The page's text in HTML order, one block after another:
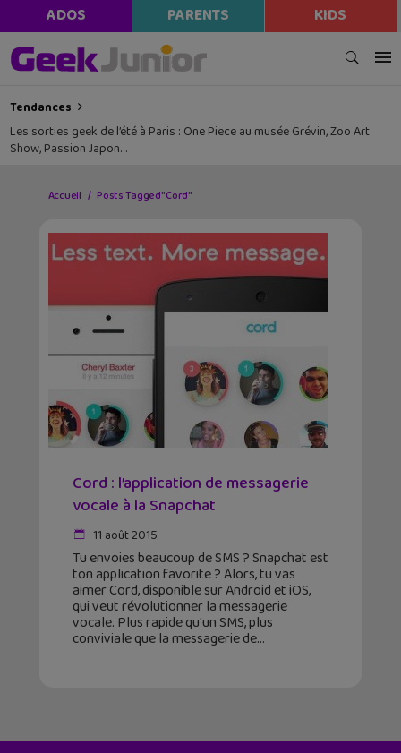
ADOS PARENTS KIDS
Tendances
Les sorties geek de l’été à Paris : One Piece au musée Grévin, Zoo Art
Show, Passion Japon…
Accueil Posts Tagged "Cord"
Cord : l’application de messagerie
vocale à la Snapchat
11 août 2015
Tu envoies beaucoup de SMS ? Snapchat est
ton application favorite ? Alors, tu vas
aimer Cord, disponible sur Android et iOS,
qui veut révolutionner la messagerie
vocale. Plus rapide qu'un SMS, plus
conviviale que la messagerie de